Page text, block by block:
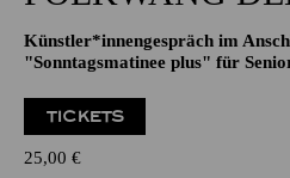
KAMMERMUSIK
FOLKWANG
Künstler*innengespräch im
"Sonntagsmatinee plus" für